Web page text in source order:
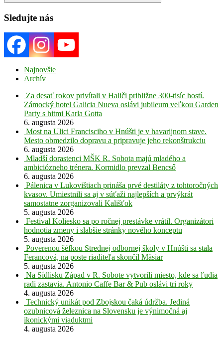
Search
Sledujte nás
Najnovšie
Archív
Za desať rokov privítali v Haliči približne 300-tisíc hostí.
Zámocký hotel Galicia Nueva oslávi jubileum veľkou Garden
Party s hitmi Karla Gotta
6. augusta 2026
Most na Ulici Francisciho v Hnúšti je v havarijnom stave.
Mesto obmedzilo dopravu a pripravuje jeho rekonštrukciu
6. augusta 2026
Mladší dorastenci MŠK R. Sobota majú mladého a
ambiciózneho trénera. Kormidlo prevzal Bencső
6. augusta 2026
Pálenica v Lukovištiach prináša prvé destiláty z tohtoročných
kvasov. Umiestnili sa aj v súťaži najlepších a prvýkrát
samostatne zorganizovali Kališťok
5. augusta 2026
Festival Koliesko sa po ročnej prestávke vrátil. Organizátori
hodnotia zmeny i slabšie stránky nového konceptu
5. augusta 2026
Poverenou šéfkou Strednej odbornej školy v Hnúšti sa stala
Ferancová, na poste riaditeľa skončil Mäsiar
5. augusta 2026
Na Sídlisku Západ v R. Sobote vytvorili miesto, kde sa ľudia
radi zastavia. Antonio Caffe Bar & Pub oslávi tri roky
4. augusta 2026
Technický unikát pod Zbojskou čaká údržba. Jediná
ozubnicová železnica na Slovensku je výnimočná aj
ikonickými viaduktmi
4. augusta 2026